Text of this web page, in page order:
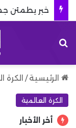
الرئيسية /
الكرة العالمية
أخر الأخبار